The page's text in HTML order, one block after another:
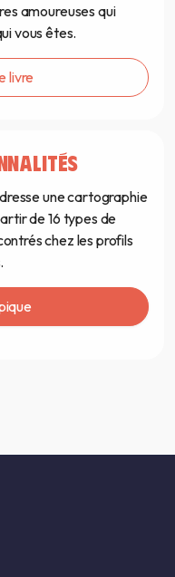
amoureuses qui
vous êtes.
livre
une cartographie
de 16 types de
chez les profils